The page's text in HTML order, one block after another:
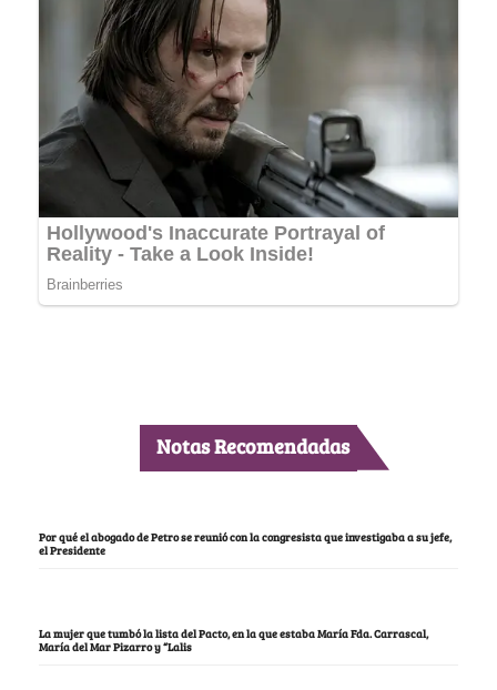
Notas Recomendadas
Por qué el abogado de Petro se reunió con la congresista que investigaba a su jefe,
el Presidente
La mujer que tumbó la lista del Pacto, en la que estaba María Fda. Carrascal,
María del Mar Pizarro y “Lalis